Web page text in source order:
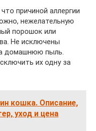
причиной аллергии
нежелательную
порошок или
Не исключены
домашнюю пыль.
их одну за
кошка. Описание,
уход и цена